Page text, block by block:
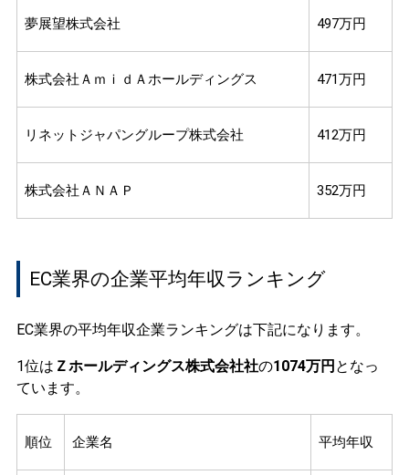
夢展望株式会社 497万円
株式会社ＡｍｉｄＡホールディングス 471万円
リネットジャパングループ株式会社 412万円
株式会社ＡＮＡＰ 352万円
EC業界の企業平均年収ランキング
EC業界の平均年収企業ランキングは下記になります。
1位は Ｚホールディングス株式会社社の1074万円 となっ
ています。
順位 企業名 平均年収